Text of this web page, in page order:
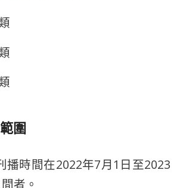
圍
播時間在2022年7月1日至2023
者。